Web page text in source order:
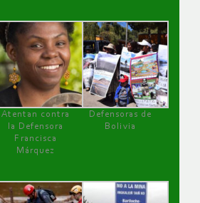
Atentan contra
la Defensora
Francisca
Márquez
Defensoras de
Bolivia